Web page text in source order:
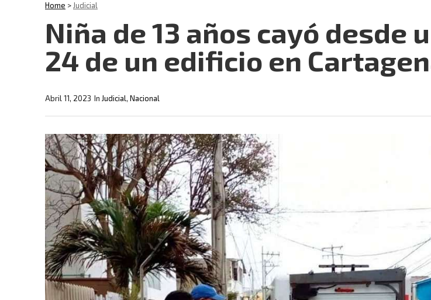
Home >Judicial
Niña de 13 años cayó desde
24 de un edificio en
In Judicial, Nacional
Abril 11, 2023